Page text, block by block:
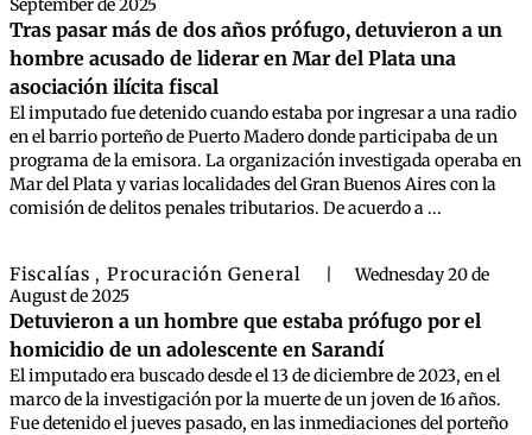
September de 2025
Tras pasar más de dos años prófugo, detuvieron a un
hombre acusado de liderar en Mar del Plata una
asociación ilícita fiscal
El imputado fue detenido cuando estaba por ingresar a una radio
en el barrio porteño de Puerto Madero donde participaba de un
programa de la emisora. La organización investigada operaba en
Mar del Plata y varias localidades del Gran Buenos Aires con la
comisión de delitos penales tributarios. De acuerdo a ...
Fiscalías , Procuración General
Wednesday 20 de
August de 2025
Detuvieron a un hombre que estaba prófugo por el
homicidio de un adolescente en Sarandí
El imputado era buscado desde el 13 de diciembre de 2023, en el
marco de la investigación por la muerte de un joven de 16 años.
Fue detenido el jueves pasado, en las inmediaciones del porteño